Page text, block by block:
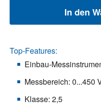
In den
Top-Features:
Einbau-
Messbereich: 0...450
Klasse: 2,5